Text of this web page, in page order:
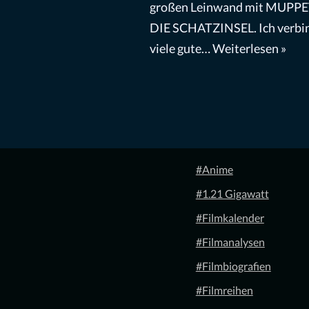
großen Leinwand mit
DIE SCHATZINSEL. Ich
viele gute…Weiterlesen »
#Anime
#1.21 Gigawatt
#Filmkalender
#Filmanalysen
#Filmbiografien
#Filmreihen